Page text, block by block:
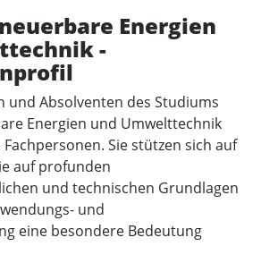
Energien
-
und Absolventen des Studiums
Energien und Umwelttechnik
Sie stützen sich auf
auf profunden
und technischen Grundlagen
und
eine besondere Bedeutung